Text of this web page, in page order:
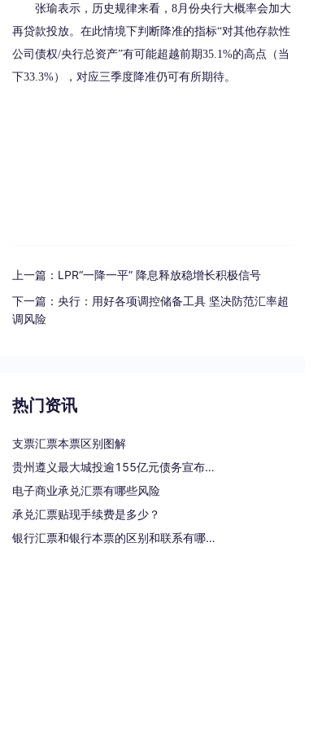
张瑜表示，历史规律来看，8月份央行大概率会加大
再贷款投放。在此情境下判断降准的指标“对其他存款性
公司债权/央行总资产”有可能超越前期35.1%的高点（当
下33.3%），对应三季度降准仍可有所期待。
上一篇： LPR“一降一平” 降息释放稳增长积极信号
下一篇： 央行：用好各项调控储备工具 坚决防范汇率超
调风险
热门资讯
支票汇票本票区别图解
贵州遵义最大城投逾155亿元债务宣布重组
电子商业承兑汇票有哪些风险
承兑汇票贴现手续费是多少？
银行汇票和银行本票的区别和联系有哪些（一文读懂支票、本票和汇票的区别）